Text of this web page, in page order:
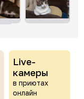
Live-
камеры
в приютах
онлайн